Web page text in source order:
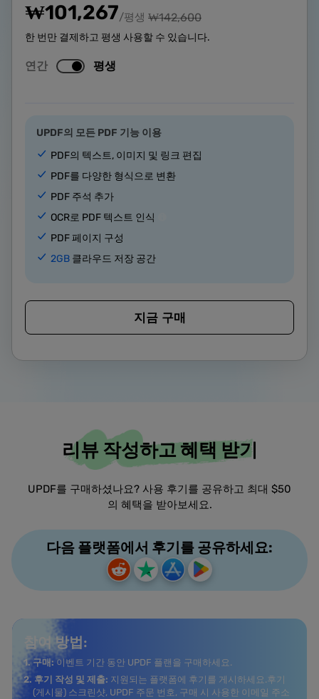
₩101,267/평생 ₩142,600
한 번만 결제하고 평생 사용할 수 있습니다.
연간 평생
UPDF의 모든 PDF 기능 이용
PDF의 텍스트, 이미지 및 링크 편집
PDF를 다양한 형식으로 변환
PDF 주석 추가
OCR로 PDF 텍스트 인식
PDF 페이지 구성
2GB 클라우드 저장 공간
지금 구매
리뷰 작성하고 혜택 받기
UPDF를 구매하셨나요? 사용 후기를 공유하고 최대 $50
의 혜택을 받아보세요.
다음 플랫폼에서 후기를 공유하세요:
참여 방법:
1. 구매: 이벤트 기간 동안 UPDF 플랜을 구매하세요.
2. 후기 작성 및 제출: 지원되는 플랫폼에 후기를 게시하세요.후기
(게시물) 스크린샷, UPDF 주문 번호, 구매 시 사용한 이메일 주소